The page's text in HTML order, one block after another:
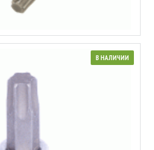
варианты
В НАЛИЧИИ